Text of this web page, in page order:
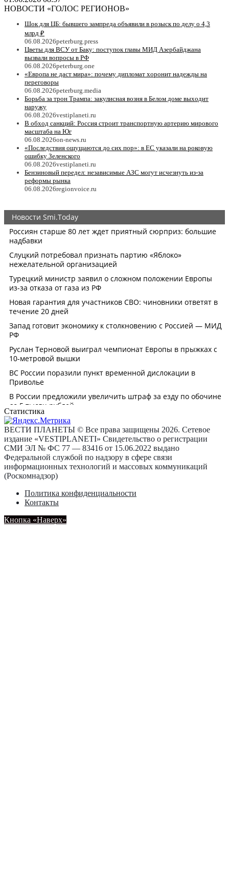
НОВОСТИ «ГОЛОС РЕГИОНОВ»
Шок для ЦБ: бывшего зампреда объявили в розыск по делу о 4,3
млрд ₽
06.08.2026peterburg.press
Цветы для ВСУ от Баку: поступок главы МИД Азербайджана
вызвали вопросы в РФ
06.08.2026peterburg.one
«Европа не даст мира»: почему дипломат хоронит надежды на
переговоры
06.08.2026peterburg.media
Борьба за трон Трампа: закулисная возня в Белом доме выходит
наружу
06.08.2026vestiplaneti.ru
В обход санкций: Россия строит транспортную артерию мирового
масштаба на Юг
06.08.2026on-news.ru
«Последствия ощущаются до сих пор»: в ЕС указали на роковую
ошибку Зеленского
06.08.2026vestiplaneti.ru
Бензиновый передел: независимые АЗС могут исчезнуть из-за
реформы рынка
06.08.2026regionvoice.ru
Статистика
ВЕСТИ ПЛАНЕТЫ © Все права защищены 2026. Сетевое
издание «VESTIPLANETI» Свидетельство о регистрации
СМИ ЭЛ № ФС 77 — 83416 от 15.06.2022 выдано
Федеральной службой по надзору в сфере связи
информационных технологий и массовых коммуникаций
(Роскомнадзор)
Политика конфиденциальности
Контакты
Кнопка «Наверх»